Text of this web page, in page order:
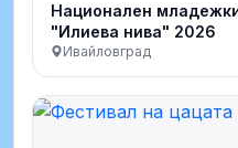
Национален
"Илиева нива" 2026
Ивайловград